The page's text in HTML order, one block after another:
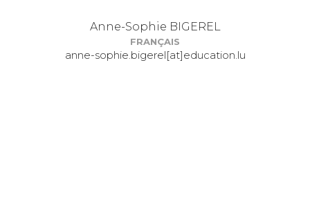
Anne-Sophie BIGEREL
FRANÇAIS
anne-sophie.bigerel[at]education.lu